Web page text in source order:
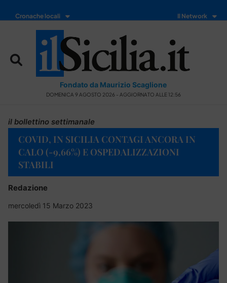
Cronache locali Il Network
Fondato da Maurizio Scaglione
DOMENICA 9 AGOSTO 2026 - AGGIORNATO ALLE 12:56
il bollettino settimanale
COVID, IN SICILIA CONTAGI ANCORA IN
CALO (-9,66%) E OSPEDALIZZAZIONI
STABILI
Redazione
mercoledì 15 Marzo 2023